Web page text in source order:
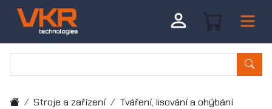
Stroje a zařízení
Tváření, lisování a ohýbání